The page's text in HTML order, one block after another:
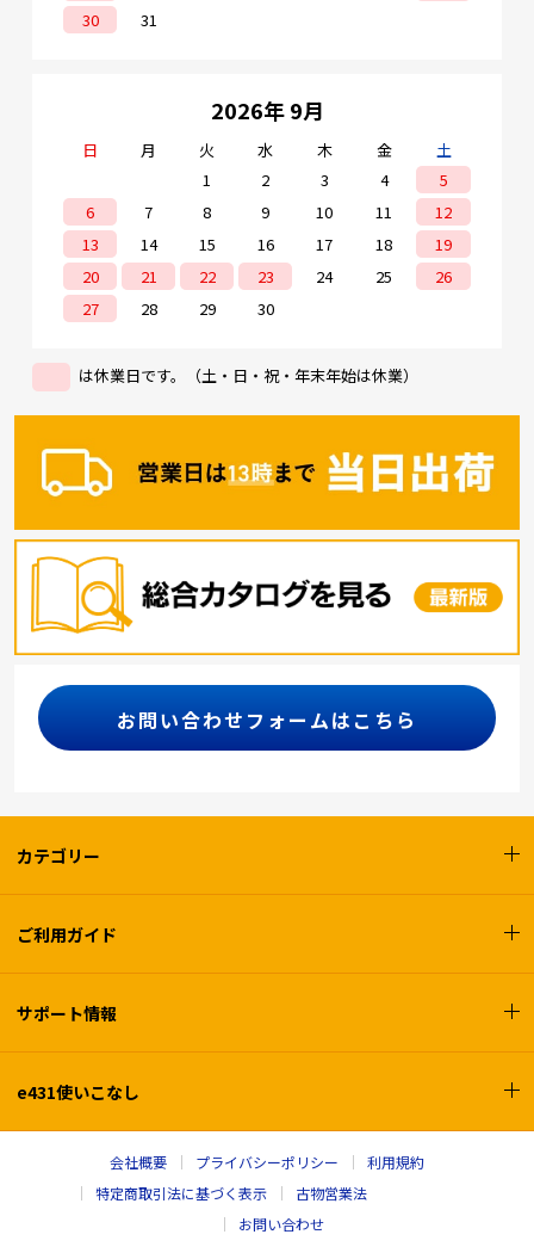
30
31
2026年 9月
日 月 火 水 木 金
土
1
2 3 4
5
6
7 8 9 10 11
12
13
14 15 16 17 18
19
20
21 22 23 24 25
26
27
28 29 30
は休業日です。（土・日・祝・年末年始は休業）
お問い合わせフォームはこちら
カテゴリー
ご利用ガイド
サポート情報
e431使いこなし
会社概要 プライバシーポリシー
利用規約
特定商取引法に基づく表示
古物営業法
お問い合わせ